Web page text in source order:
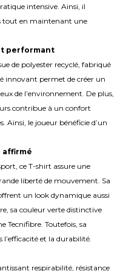
intensive. Ainsi, il
tout en maintenant une
performant
de polyester recyclé, fabriqué
innovant permet de créer un
de l’environnement. De plus,
contribue à un confort
Ainsi, le joueur bénéficie d’un
affirmé
ce T-shirt assure une
liberté de mouvement. Sa
un look dynamique aussi
sa couleur verte distinctive
Tecnifibre. Toutefois, sa
et la durabilité.
respirabilité, résistance